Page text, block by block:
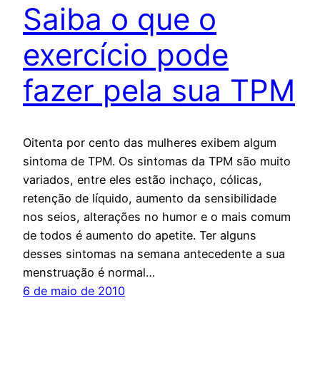
Saiba o que o
exercício pode
fazer pela sua TPM
Oitenta por cento das mulheres exibem algum
sintoma de TPM. Os sintomas da TPM são muito
variados, entre eles estão inchaço, cólicas,
retenção de líquido, aumento da sensibilidade
nos seios, alterações no humor e o mais comum
de todos é aumento do apetite. Ter alguns
desses sintomas na semana antecedente a sua
menstruação é normal…
6 de maio de 2010